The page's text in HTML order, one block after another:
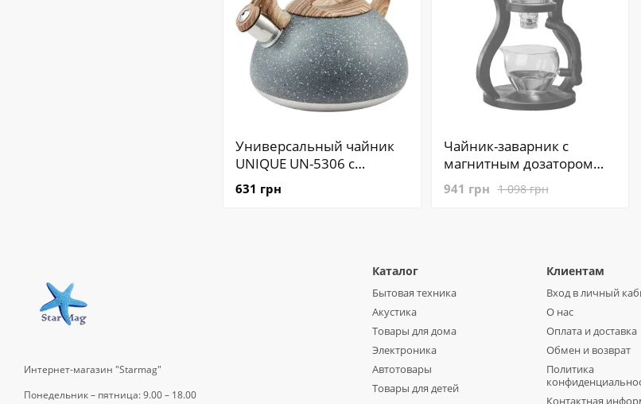
Универсальный чайник
UNIQUE UN-5306 с
мраморным покрытием ∙
Чайник UNIQUE UN-5306
631 грн
Чайник-заварник с
магнитным дозатором
H1208 ∙ Проливной
чайник-заварник H1208 с
1 098 грн
941 грн
Интернет-магазин "Starmag"
Понедельник – пятница: 9.00 – 18.00
Каталог
Бытовая техника
Акустика
Товары для дома
Электроника
Автотовары
Товары для детей
Клиентам
Вход в личный
О нас
Оплата и доставка
Обмен и возврат
Политика
Контактная